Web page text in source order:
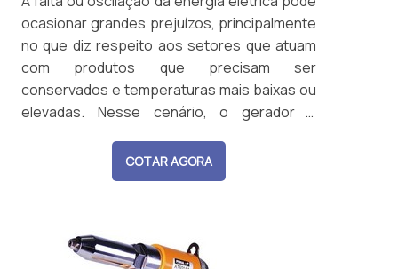
ocasionar grandes prejuízos, principalmente
no que diz respeito aos setores que atuam
com produtos que precisam ser
conservados e temperaturas mais baixas ou
elevadas. Nesse cenário, o gerador a
PRINCIPAIS FUNÇÕES DO EQUIPAMENTODe
maneira simplificada, o gerador do tipo a
COTAR AGORA